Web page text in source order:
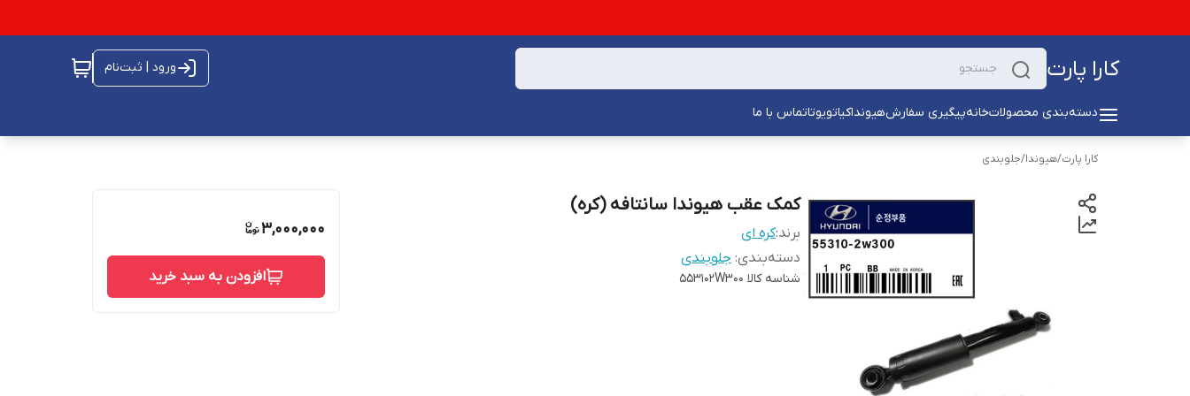
کارا پارت ورود | ثبت‌نام
دسته‌بندی محصولاتخانهپیگیری سفارشهیونداکیاتویوتاتماس با ما
کارا پارت/هیوندا/جلوبندی
کمک عقب هیوندا سانتافه (کره)
برند:کره ای
دسته‌بندی: جلوبندی
شناسه کالا 553102W300
3,000,000
افزودن به سبد خرید